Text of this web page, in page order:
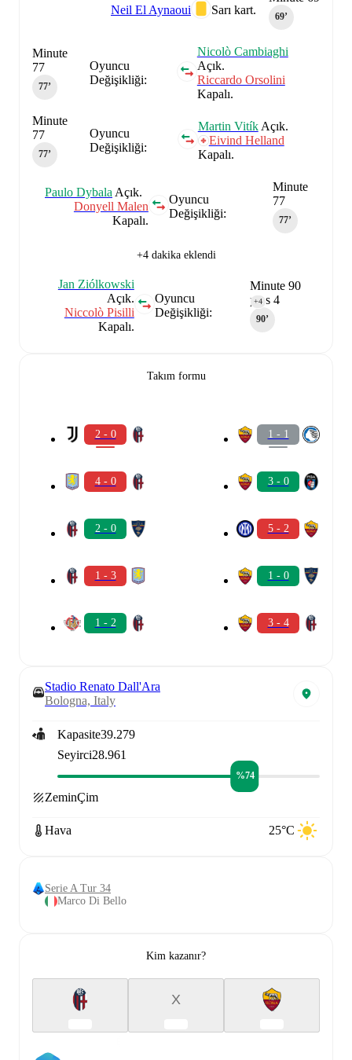
69‎’‎
Sarı kart.
Neil El Aynaoui
Oyuncu
Değişikliği:
Nicolò Cambiaghi
Açık.
Riccardo Orsolini
Kapalı.
Minute
77
77‎’‎
Oyuncu
Değişikliği:
Martin VitíkAçık.
Eivind Helland
Kapalı.
Minute
77
77‎’‎
Minute
77
77‎’‎
Oyuncu
Değişikliği:
Paulo Dybala Açık.
Donyell Malen
Kapalı.
+4 dakika eklendi
Minute 90
plus 4
90‎’‎
+4
Oyuncu
Değişikliği:
Jan Ziólkowski
Açık.
Niccolò Pisilli
Kapalı.
Takım formu
2 - 0
4 - 0
2 - 0
1 - 3
1 - 2
1 - 1
3 - 0
5 - 2
1 - 0
3 - 4
Stadio Renato Dall'Ara
Bologna, Italy
Kapasite39.279
Seyirci28.961
%74
ZeminÇim
Hava 25°C
Serie A Tur 34
Marco Di Bello
Kim kazanır?
X